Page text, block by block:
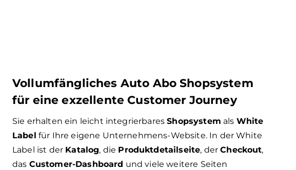
Vollumfängliches Auto Abo Shopsystem
für eine exzellente Customer Journey
Sie erhalten ein leicht integrierbaresShopsystem als White
Label für Ihre eigene Unternehmens-Website. In der White
Label ist der Katalog, die Produktdetailseite, derCheckout,
das Customer-Dashboard und viele weitere Seiten